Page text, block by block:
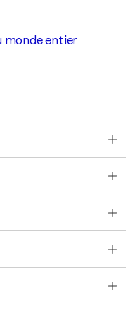
monde entier